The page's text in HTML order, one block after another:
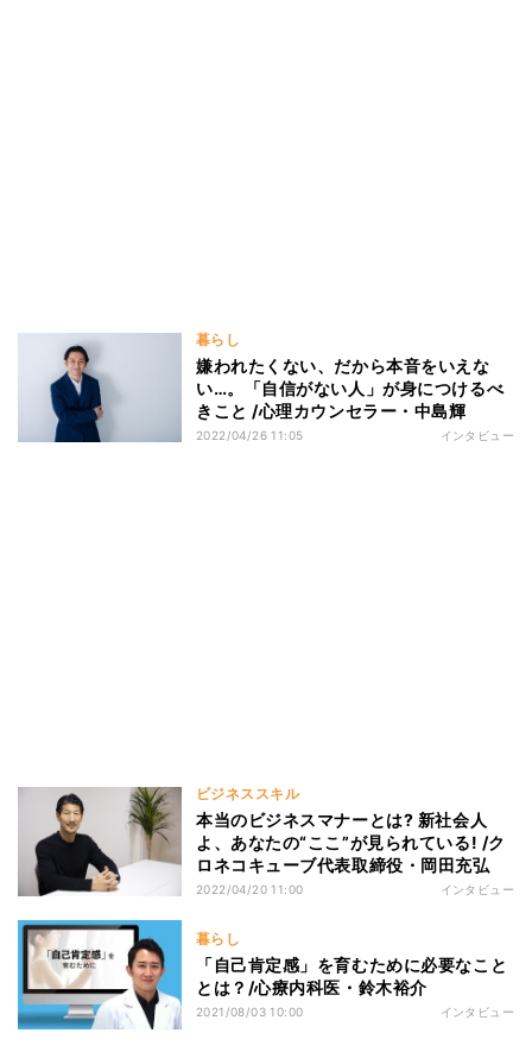
暮らし
嫌われたくない、だから本音をいえな
い…。「自信がない人」が身につけるべ
きこと /心理カウンセラー・中島輝
2022/04/26 11:05 インタビュー
ビジネススキル
本当のビジネスマナーとは? 新社会人
よ、あなたの“ここ”が見られている! /ク
ロネコキューブ代表取締役・岡田充弘
2022/04/20 11:00 インタビュー
暮らし
「自己肯定感」を育むために必要なこと
とは？/心療内科医・鈴木裕介
2021/08/03 10:00 インタビュー